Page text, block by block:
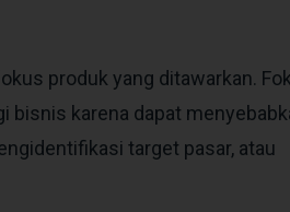
produk yang ditawarkan.
bisnis karena dapat
target pasar, atau